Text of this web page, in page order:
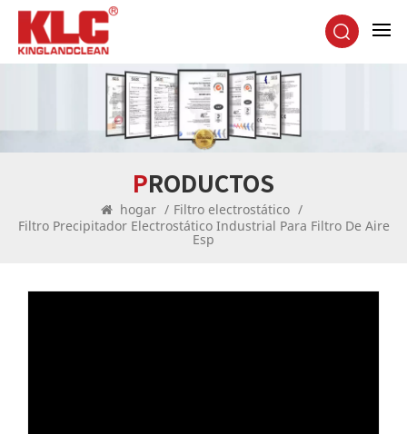
PRODUCTOS
hogar / Filtro electrostático /
Filtro Precipitador Electrostático Industrial Para Filtro De Aire
Esp